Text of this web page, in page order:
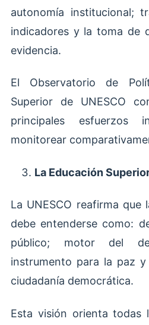
autonomía institucional;
indicadores y la toma de
evidencia.
El Observatorio de
Superior de UNESCO
principales esfuerzos
monitorear
La Educación
La UNESCO reafirma que
debe entenderse como:
público; motor del
instrumento para la paz
ciudadanía democrática.
Esta visión orienta todas